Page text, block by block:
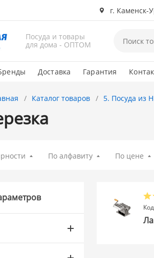
г. Каменск-
Посуда и товары
для дома - ОПТОМ
Доставка Гарантия
из
и
Каталог товаров 5. Посуда из
По алфавиту По цене